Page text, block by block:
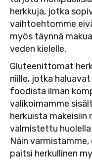
herkkuja, jotka
vaihtoehtomme
myös täynnä
veden kielelle.
Gluteenittomat
niille, jotka
foodista ilman
valikoimamme
herkuista makeisiin
valmistettu
Näin
paitsi herkullinen